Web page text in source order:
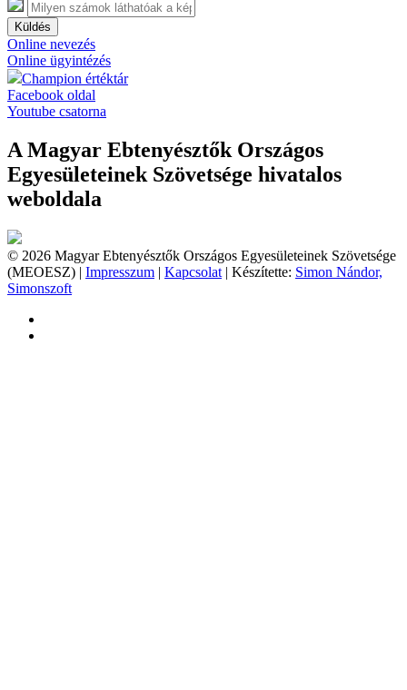
Küldés
Online nevezés
Online ügyintézés
Champion értéktár
Facebook oldal
Youtube csatorna
A Magyar Ebtenyésztők Országos
Egyesületeinek Szövetsége hivatalos
weboldala
© 2026 Magyar Ebtenyésztők Országos Egyesületeinek Szövetsége
(MEOESZ) | Impresszum | Kapcsolat | Készítette: Simon Nándor,
Simonszoft